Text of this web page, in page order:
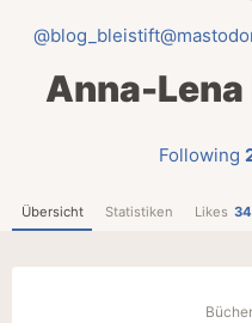
Anna-Lena
Following
Übersicht Statistiken Likes 34